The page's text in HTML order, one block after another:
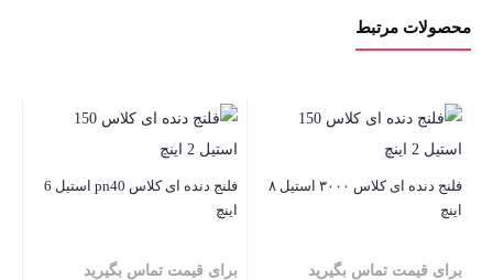
محصولات مرتبط
فلنج دنده‌ ای کلاس ۳۰۰۰ استیل ۸
اینچ
برای قیمت تماس بگیرید
فلنج دنده‌ ای کلاس pn40 استیل 6
اینچ
برای قیمت تماس بگیرید